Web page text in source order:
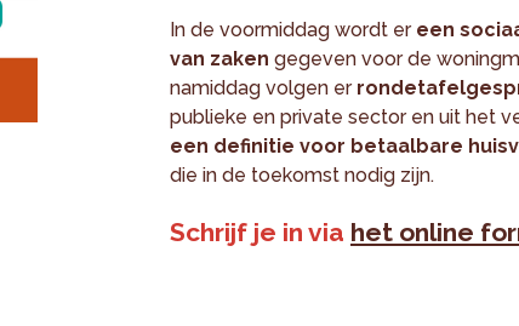
In de voormiddag wordt er een
van zaken gegeven voor de
namiddag volgen er
publieke en private sector en uit het
een definitie voor betaalbare
die in de toekomst nodig zijn.
Schrijf je in via het online